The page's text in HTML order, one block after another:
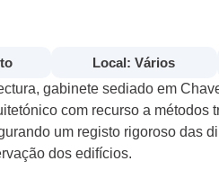
Local: Vários
gabinete sediado em
com recurso a métodos
um registo rigoroso das
dos edifícios.